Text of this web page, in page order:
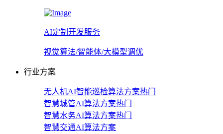
AI定制开发服务
视觉算法/智能体/大模型调优
行业方案
无人机AI智能巡检算法方案热门
智慧城管AI算法方案热门
智慧水务AI算法方案热门
智慧交通AI算法方案